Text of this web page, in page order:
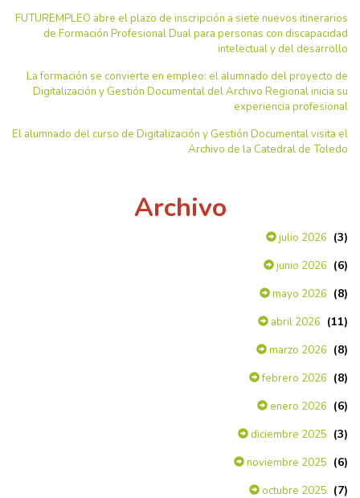
FUTUREMPLEO abre el plazo de inscripción a siete nuevos itinerarios
de Formación Profesional Dual para personas con discapacidad
intelectual y del desarrollo
La formación se convierte en empleo: el alumnado del proyecto de
Digitalización y Gestión Documental del Archivo Regional inicia su
experiencia profesional
El alumnado del curso de Digitalización y Gestión Documental visita el
Archivo de la Catedral de Toledo
Archivo
julio 2026 (3)
junio 2026 (6)
mayo 2026 (8)
abril 2026 (11)
marzo 2026 (8)
febrero 2026 (8)
enero 2026 (6)
diciembre 2025 (3)
noviembre 2025 (6)
octubre 2025 (7)